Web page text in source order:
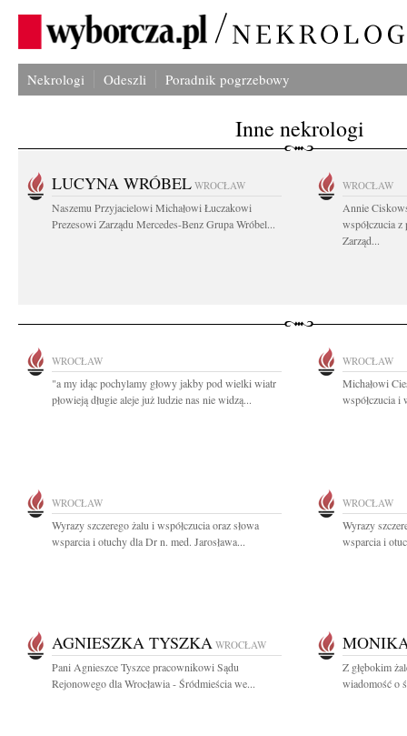
Nekrologi Odeszli Poradnik pogrzebowy
Inne nekrologi
LUCYNA WRÓBEL WROCŁAW
Naszemu Przyjacielowi Michałowi Łuczakowi
Prezesowi Zarządu Mercedes-Benz Grupa Wróbel...
WROCŁAW
Annie
współczucia
Zarząd...
WROCŁAW
"a my idąc pochylamy głowy jakby pod wielki wiatr
płowieją długie aleje już ludzie nas nie widzą...
WROCŁAW
Michałowi
współczucia i
WROCŁAW
Wyrazy szczerego żalu i współczucia oraz słowa
wsparcia i otuchy dla Dr n. med. Jarosława...
WROCŁAW
Wyrazy
wsparcia i
AGNIESZKA TYSZKA WROCŁAW
Pani Agnieszce Tyszce pracownikowi Sądu
Rejonowego dla Wrocławia - Śródmieścia we...
Z głębokim
wiadomość o